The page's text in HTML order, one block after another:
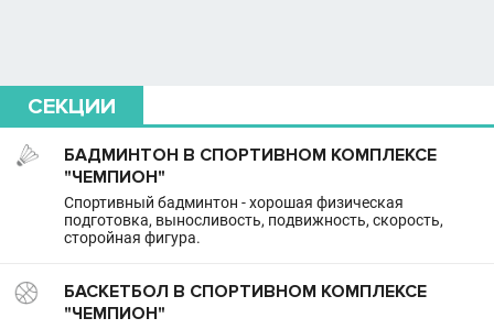
СЕКЦИИ
БАДМИНТОН В СПОРТИВНОМ КОМПЛЕКСЕ
"ЧЕМПИОН"
Спортивный бадминтон - хорошая физическая
подготовка, выносливость, подвижность, скорость,
сторойная фигура.
БАСКЕТБОЛ В СПОРТИВНОМ КОМПЛЕКСЕ
"ЧЕМПИОН"